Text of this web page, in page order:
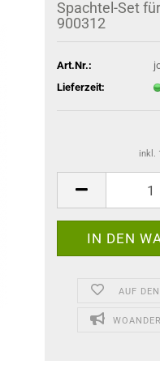
Spachtel-Set
900312
Art.Nr.:
Lieferzeit:
inkl.
AUF